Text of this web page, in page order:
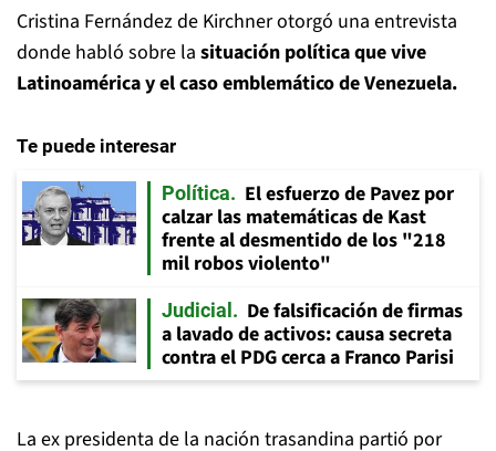
Cristina Fernández de Kirchner otorgó una entrevista
donde habló sobre la situación política que vive
Latinoamérica y el caso emblemático de Venezuela.
Te puede interesar
Política
El esfuerzo de Pavez por
calzar las matemáticas de Kast
frente al desmentido de los "218
mil robos violento"
Judicial
De falsificación de firmas
a lavado de activos: causa secreta
contra el PDG cerca a Franco Parisi
La ex presidenta de la nación trasandina partió por